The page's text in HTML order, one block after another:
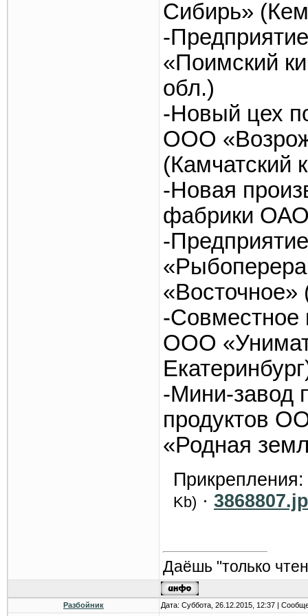
Сибирь»
-
«Поимский
обл.)
-Новый цех
ООО
(Камчатский
-Новая
фабрики
-
«Восточное»
-Совместное
ООО
-Мини-завод
продуктов
«Родная
Kb) ·
Даёшь "только
Разбойник Дата: Суббота, 26.12.2015, 12:37 |